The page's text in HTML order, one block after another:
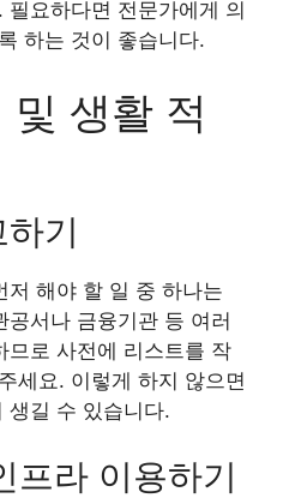
요하다면 전문가에게 의
하는 것이 좋습니다.
및 생활 적
기
저 해야 할 일 중 하나는
서나 금융기관 등 여러
므로 사전에 리스트를 작
세요. 이렇게 하지 않으면
생길 수 있습니다.
프라 이용하기